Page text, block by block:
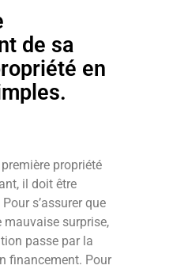
de sa
en
propriété
il doit être
s’assurer que
mauvaise surprise,
passe par la
financement. Pour